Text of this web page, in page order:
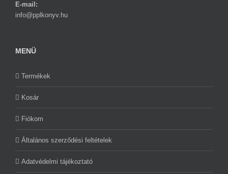
E-mail:
info@pplkonyv.hu
MENÜ
Termékek
Kosár
Fiókom
Általános szerződési feltételek
Adatvédelmi tájékoztató